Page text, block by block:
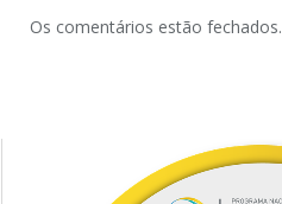
Os comentários estão fechados.